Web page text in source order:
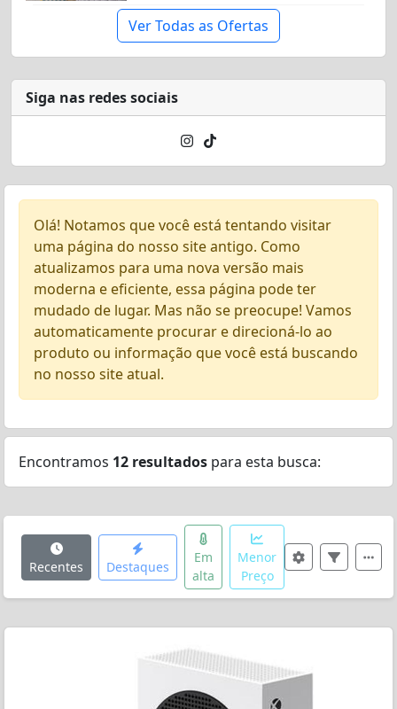
Ver Todas as Ofertas
Siga nas redes sociais
Olá! Notamos que você está tentando visitar
uma página do nosso site antigo. Como
atualizamos para uma nova versão mais
moderna e eficiente, essa página pode ter
mudado de lugar. Mas não se preocupe! Vamos
automaticamente procurar e direcioná-lo ao
produto ou informação que você está buscando
no nosso site atual.
Encontramos 12 resultados para esta busca:
Recentes Destaques
Em
alta
Menor
Preço